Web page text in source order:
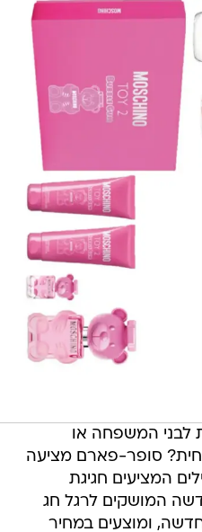
לבני המשפחה או
סופר-פארם מציעה
המציעים חגיגת
המושקים לרגל חג
ומוצעים במחיר